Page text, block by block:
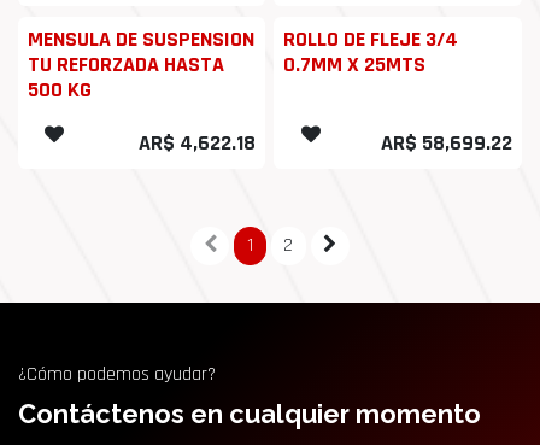
MENSULA DE SUSPENSION
TU REFORZADA HASTA
500 KG
AR$ 4,622.18
ROLLO DE FLEJE 3/4
0.7MM X 25MTS
AR$ 58,699.22
1 2
¿Cómo podemos ayudar?
Contáctenos en cualquier momento